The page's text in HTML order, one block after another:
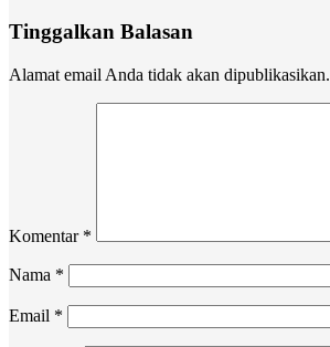
Tinggalkan Balasan
Alamat email Anda tidak akan dipublikasikan.
Komentar *
Nama *
Email *